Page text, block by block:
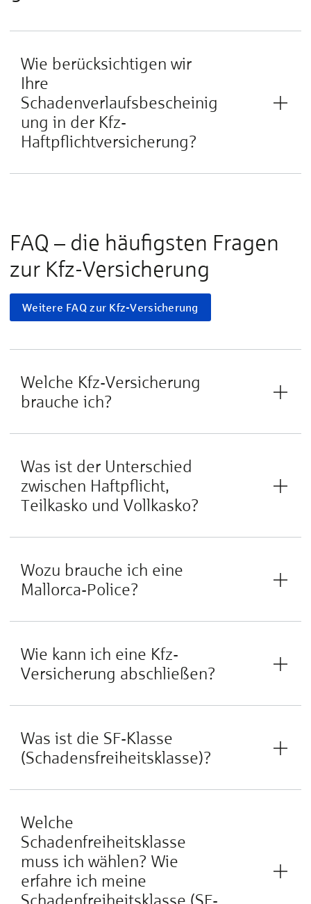
Wie berücksichtigen wir
Ihre
Schadenverlaufsbescheinig
ung in der Kfz-
Haftpflichtversicherung?
FAQ – die häufigsten Fragen
zur Kfz-Versicherung
Weitere FAQ zur Kfz-Versicherung
Welche Kfz-Versicherung
brauche ich?
Was ist der Unterschied
zwischen Haftpflicht,
Teilkasko und Vollkasko?
Wozu brauche ich eine
Mallorca-Police?
Wie kann ich eine Kfz-
Versicherung abschließen?
Was ist die SF-Klasse
(Schadensfreiheitsklasse)?
Welche
Schadenfreiheitsklasse
muss ich wählen? Wie
erfahre ich meine
Schadenfreiheitsklasse (SF-